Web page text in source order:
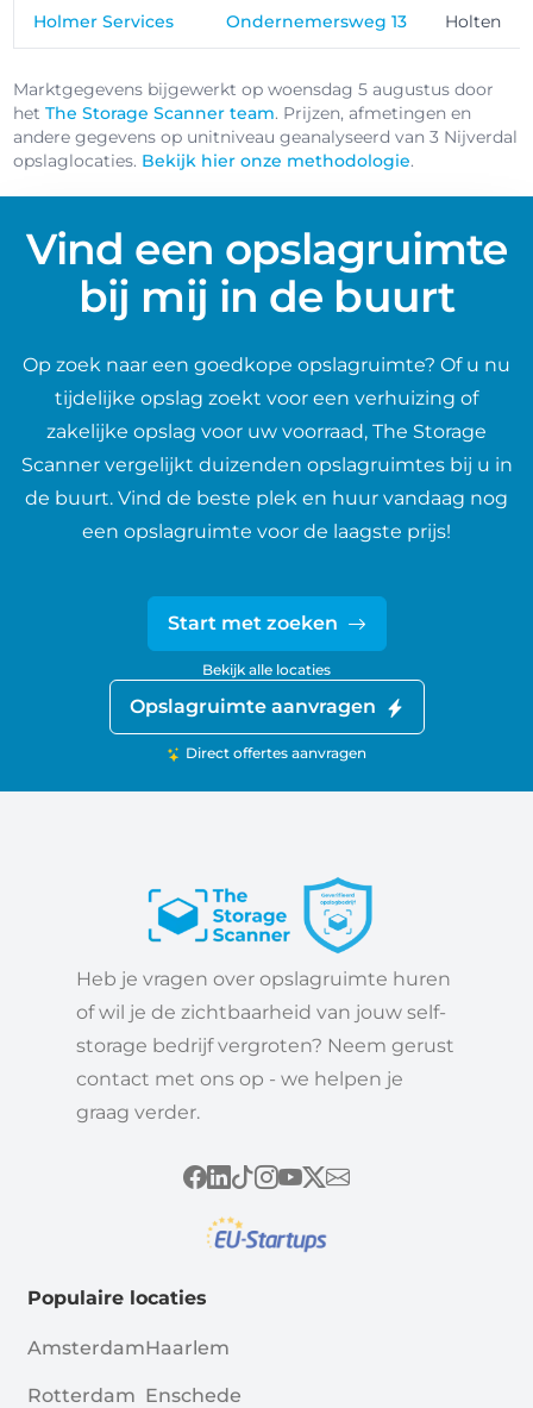
Holmer Services Ondernemersweg 13 Holten
Marktgegevens bijgewerkt op woensdag 5 augustus door
hetThe Storage Scanner team. Prijzen, afmetingen en
andere gegevens op unitniveau geanalyseerd van 3 Nijverdal
opslaglocaties. Bekijk hier onze methodologie.
Vind een opslagruimte
bij mij in de buurt
Op zoek naar een goedkope opslagruimte? Of u nu
tijdelijke opslag zoekt voor een verhuizing of
zakelijke opslag voor uw voorraad, The Storage
Scanner vergelijkt duizenden opslagruimtes bij u in
de buurt. Vind de beste plek en huur vandaag nog
een opslagruimte voor de laagste prijs!
Start met zoeken
Bekijk alle locaties
Opslagruimte aanvragen
Direct offertes aanvragen
Heb je vragen over opslagruimte huren
of wil je de zichtbaarheid van jouw self-
storage bedrijf vergroten? Neem gerust
contact met ons op - we helpen je
graag verder.
Populaire locaties
Amsterdam
Rotterdam
Haarlem
Enschede